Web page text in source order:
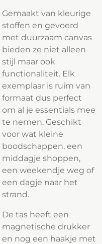
Gemaakt van kleurige
stoffen en gevoerd
met duurzaam canvas
bieden ze niet alleen
stijl maar ook
functionaliteit. Elk
exemplaar is ruim van
formaat dus perfect
om al je essentials mee
te nemen. Geschikt
voor wat kleine
boodschappen, een
middagje shoppen,
een weekendje weg of
een dagje naar het
strand.
De tas heeft een
magnetische drukker
en nog een haakje met